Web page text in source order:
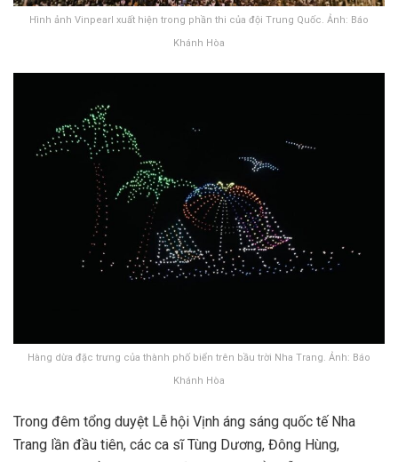
Hình ảnh Vinpearl xuất hiện trong phần thi của đội Trung Quốc. Ảnh: Báo
Khánh Hòa
Hàng dừa đặc trưng của thành phố biển trên bầu trời Nha Trang. Ảnh: Báo
Khánh Hòa
Trong đêm tổng duyệt Lễ hội Vịnh áng sáng quốc tế Nha
Trang lần đầu tiên, các ca sĩ Tùng Dương, Đông Hùng,